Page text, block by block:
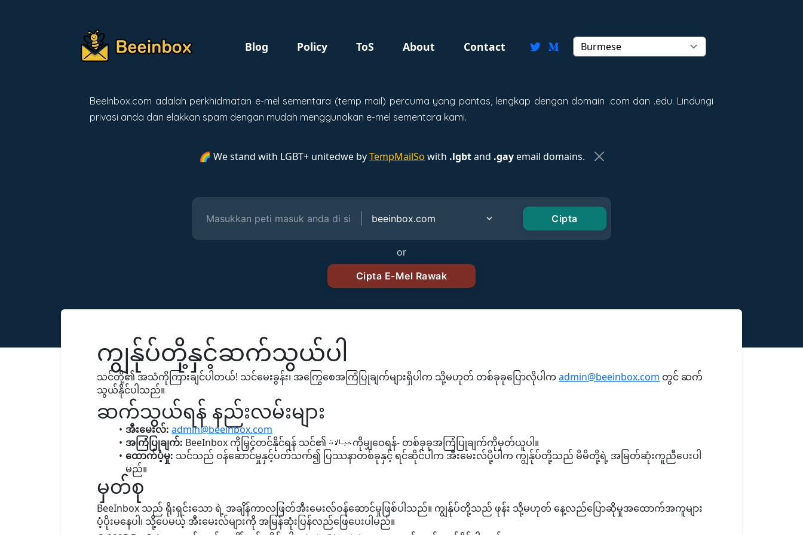
Blog Policy ToS About Contact
BeeInbox.com adalah perkhidmatan e-mel sementara (temp mail) percuma yang pantas, lengkap dengan domain .com dan .edu. Lindungi
privasi anda dan elakkan spam dengan mudah menggunakan e-mel sementara kami.
🌈 We stand with LGBT+ unitedwe byTempMailSo with .lgbtand .gayemail domains.
or
ကျွန်ုပ်တို့နှင့်ဆက်သွယ်ပါ
သင်တို့၏ အသံကိုကြားချင်ပါတယ်! သင်မေးခွန်း၊ အကြွေစေအကြံပြုချက်များရှိပါက သို့မဟုတ် တစ်ခုခုပြောလိုပါက admin@beeinbox.com တွင် ဆက်
သွယ်နိုင်ပါသည်။
ဆက်သွယ်ရန် နည်းလမ်းများ
အီးမေးလ်: admin@beeinbox.com
အကြံပြုချက်:
BeeInbox ကိုမြှင့်တင်နိုင်ရန် သင်၏ خیالاتကိုမျှဝေရန်- တစ်ခုခုအကြံပြုချက်ကိုမှတ်ယူပါ။
ထောက်ပံ့မှု: သင်သည် ဝန်ဆောင်မှုနှင့်ပတ်သက်၍ ပြဿနာတစ်ခုနှင့် ရင်ဆိုင်ပါက အီးမေးလ်ပို့ပါက ကျွန်ုပ်တို့သည် မိမိတို့ရဲ့ အမြတ်ဆုံးကူညီပေးပါ
မည်။
မှတ်စု
BeeInbox သည် ရိုးရှင်းသော ရဲ့ အချိန်ကာလဖြတ်အီးမေးလ်ဝန်ဆောင်မှုဖြစ်ပါသည်။ ကျွန်ုပ်တို့သည် ဖုန်း သို့မဟုတ် နေ့လည်ပြောဆိုမှုအထောက်အကူများ
ပံ့ပိုးမနေပါ၊ သို့ပေမယ့် အီးမေးလ်များကို အမြန်ဆုံးပြန်လည်ဖြေပေးပါမည်။